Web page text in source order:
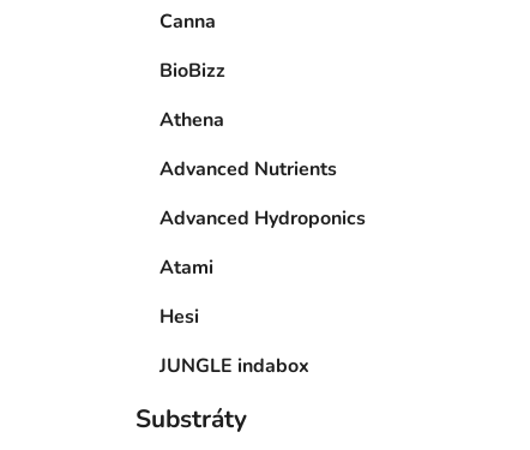
Canna
BioBizz
Athena
Advanced Nutrients
Advanced Hydroponics
Atami
Hesi
JUNGLE indabox
Substráty